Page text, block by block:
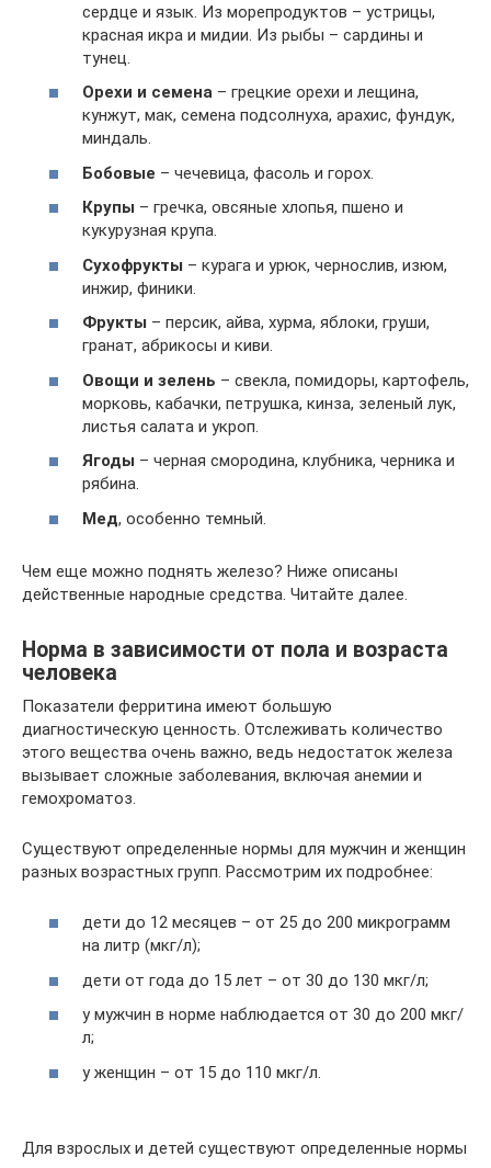
сердце и язык. Из морепродуктов – устрицы,
красная икра и мидии. Из рыбы – сардины и
тунец.
Орехи и семена – грецкие орехи и лещина,
кунжут, мак, семена подсолнуха, арахис, фундук,
миндаль.
Бобовые – чечевица, фасоль и горох.
Крупы – гречка, овсяные хлопья, пшено и
кукурузная крупа.
Сухофрукты – курага и урюк, чернослив, изюм,
инжир, финики.
Фрукты – персик, айва, хурма, яблоки, груши,
гранат, абрикосы и киви.
Овощи и зелень – свекла, помидоры, картофель,
морковь, кабачки, петрушка, кинза, зеленый лук,
листья салата и укроп.
Ягоды – черная смородина, клубника, черника и
рябина.
Мед, особенно темный.
Чем еще можно поднять железо? Ниже описаны
действенные народные средства. Читайте далее.
Норма в зависимости от пола и возраста
человека
Показатели ферритина имеют большую
диагностическую ценность. Отслеживать количество
этого вещества очень важно, ведь недостаток железа
вызывает сложные заболевания, включая анемии и
гемохроматоз.
Существуют определенные нормы для мужчин и женщин
разных возрастных групп. Рассмотрим их подробнее:
дети до 12 месяцев – от 25 до 200 микрограмм
на литр (мкг/л);
дети от года до 15 лет – от 30 до 130 мкг/л;
у мужчин в норме наблюдается от 30 до 200 мкг/
л;
у женщин – от 15 до 110 мкг/л.
Для взрослых и детей существуют определенные нормы